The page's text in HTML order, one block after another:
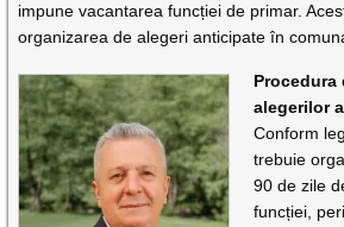
impune vacantarea funcției de primar.
organizarea de alegeri anticipate în
Procedura
alegerilor
Conform
trebuie
90 de zile
funcției,